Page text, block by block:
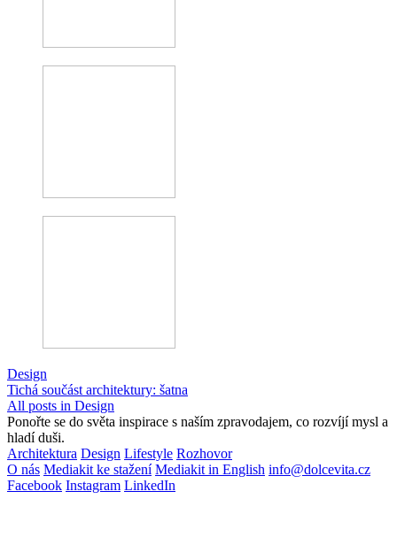
Design
Tichá součást architektury: šatna
All posts in Design
Ponořte se do světa inspirace s naším zpravodajem, co rozvíjí mysl a
hladí duši.
Architektura Design Lifestyle Rozhovor
O nás Mediakit ke stažení Mediakit in English info@dolcevita.cz
Facebook Instagram LinkedIn